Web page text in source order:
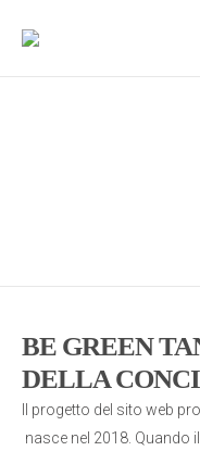
BE GREEN
DELLA
Il progetto del sito web
nasce nel 2018. Quando